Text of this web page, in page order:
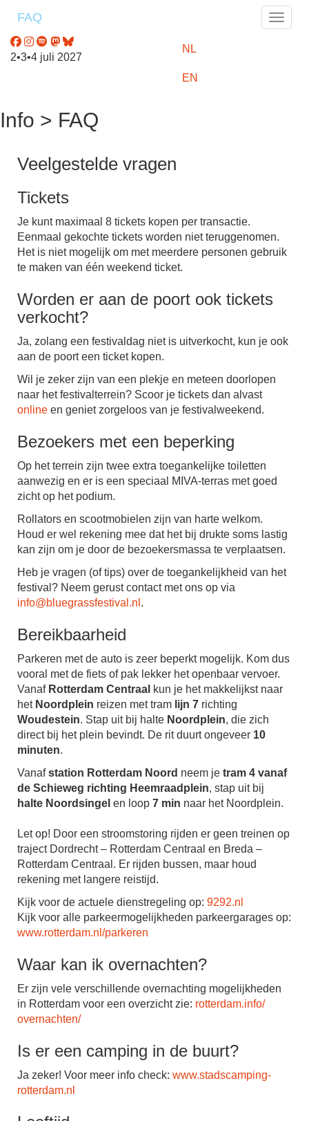
FAQ
2•3•4 juli 2027
NL
EN
Info > FAQ
Veelgestelde vragen
Tickets
Je kunt maximaal 8 tickets kopen per transactie.
Eenmaal gekochte tickets worden niet teruggenomen.
Het is niet mogelijk om met meerdere personen gebruik
te maken van één weekend ticket.
Worden er aan de poort ook tickets
verkocht?
Ja, zolang een festivaldag niet is uitverkocht, kun je ook
aan de poort een ticket kopen.
Wil je zeker zijn van een plekje en meteen doorlopen
naar het festivalterrein? Scoor je tickets dan alvast
online en geniet zorgeloos van je festivalweekend.
Bezoekers met een beperking
Op het terrein zijn twee extra toegankelijke toiletten
aanwezig en er is een speciaal MIVA-terras met goed
zicht op het podium.
Rollators en scootmobielen zijn van harte welkom.
Houd er wel rekening mee dat het bij drukte soms lastig
kan zijn om je door de bezoekersmassa te verplaatsen.
Heb je vragen (of tips) over de toegankelijkheid van het
festival? Neem gerust contact met ons op via
info@bluegrassfestival.nl .
Bereikbaarheid
Parkeren met de auto is zeer beperkt mogelijk. Kom dus
vooral met de fiets of pak lekker het openbaar vervoer.
Vanaf Rotterdam Centraal kun je het makkelijkst naar
het Noordplein reizen met tram lijn 7 richting
Woudestein. Stap uit bij halte Noordplein, die zich
direct bij het plein bevindt. De rit duurt ongeveer 10
minuten.
Vanafstation Rotterdam Noord neem je tram 4 vanaf
de Schieweg richting Heemraadplein, stap uit bij
halte Noordsingel en loop 7 min naar het Noordplein.
Let op! Door een stroomstoring rijden er geen treinen op
traject Dordrecht – Rotterdam Centraal en Breda –
Rotterdam Centraal. Er rijden bussen, maar houd
rekening met langere reistijd.
Kijk voor de actuele dienstregeling op: 9292.nl
Kijk voor alle parkeermogelijkheden parkeergarages op:
www.rotterdam.nl/parkeren
Waar kan ik overnachten?
Er zijn vele verschillende overnachting mogelijkheden
in Rotterdam voor een overzicht zie: rotterdam.info/
overnachten/
Is er een camping in de buurt?
Ja zeker! Voor meer info check: www.stadscamping-
rotterdam.nl